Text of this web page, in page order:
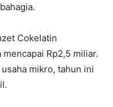
Cokelatin
Rp2,5 miliar.
mikro, tahun ini